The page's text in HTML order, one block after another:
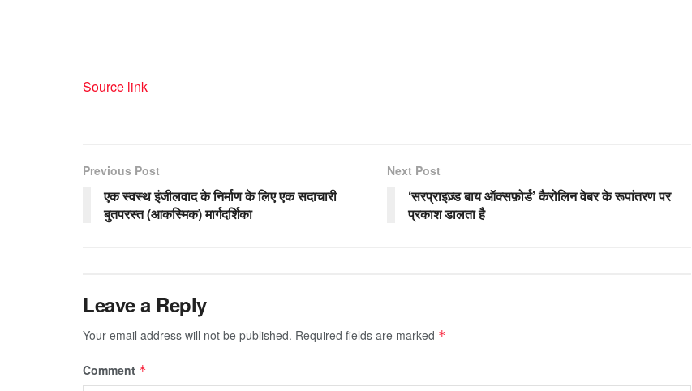
Source link
Previous Post
एक स्वस्थ इंजीलवाद के निर्माण के लिए एक सदाचारी
बुतपरस्त (आकस्मिक) मार्गदर्शिका
Next Post
‘सरप्राइज़्ड बाय ऑक्सफ़ोर्ड’ कैरोलिन वेबर के रूपांतरण पर
प्रकाश डालता है
Leave a Reply
Your email address will not be published. Required fields are marked *
Comment *